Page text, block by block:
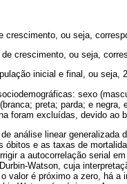
ou seja,
crescimento, ou seja,
inicial e final, ou seja,
sexo
preta; parda; e
foram excluídas, devido ao
análise linear generalizada
e as taxas de
a autocorrelação serial
Watson, cuja
valor é próximo a zero, há